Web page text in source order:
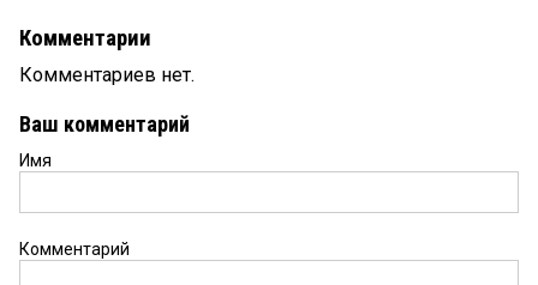
Комментарии
Комментариев нет.
Ваш комментарий
Имя
Комментарий